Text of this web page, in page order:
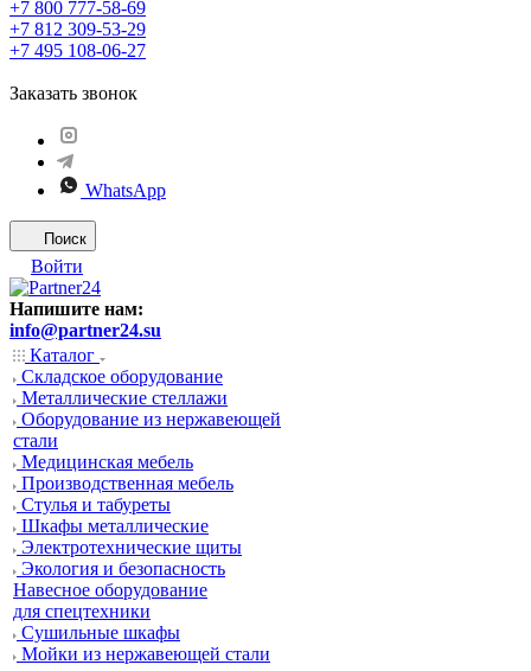
+7 800 777-58-69
+7 812 309-53-29
+7 495 108-06-27
Заказать звонок
WhatsApp
Поиск
Войти
Напишите нам:
info@partner24.su
Каталог
Складское оборудование
Металлические стеллажи
Оборудование из нержавеющей
стали
Медицинская мебель
Производственная мебель
Стулья и табуреты
Шкафы металлические
Электротехнические щиты
Экология и безопасность
Навесное оборудование
для спецтехники
Сушильные шкафы
Мойки из нержавеющей стали